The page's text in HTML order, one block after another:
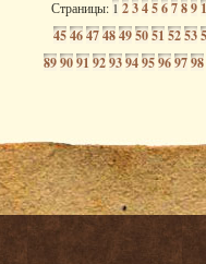
Страницы:1 23456789
454647484950515253
89909192939495969798